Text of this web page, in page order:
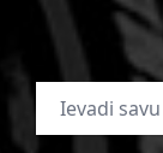
E-pasta adrese